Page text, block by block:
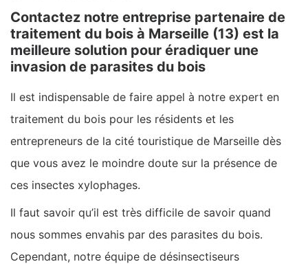
Contactez notre entreprise partenaire de
traitement du bois à Marseille (13) est la
meilleure solution pour éradiquer une
invasion de parasites du bois
Il est indispensable de faire appel à notre expert en
traitement du bois pour les résidents et les
entrepreneurs de la cité touristique de Marseille dès
que vous avez le moindre doute sur la présence de
ces insectes xylophages.
Il faut savoir qu’il est très difficile de savoir quand
nous sommes envahis par des parasites du bois.
Cependant, notre équipe de désinsectiseurs